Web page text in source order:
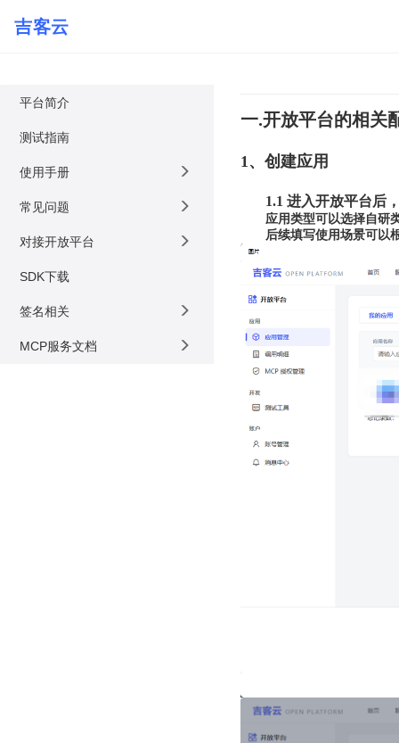
吉客云
平台简介
测试指南
使用手册
常见问题
对接开放平台
SDK下载
签名相关
MCP服务文档
一.开放平台的相关
1、创建应用
1.1 进入开放平台后
应用类型可以选择自研
后续填写使用场景可以